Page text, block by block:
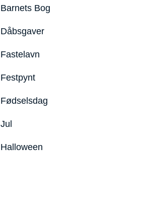
Barnets Bog
Dåbsgaver
Fastelavn
Festpynt
Fødselsdag
Jul
Halloween